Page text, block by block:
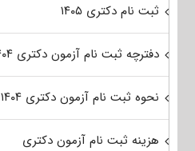
ثبت نام دکتری ۱۴۰۵
دفترچه ثبت نام آزمون دکتری ۱۴۰۴
نحوه ثبت نام آزمون دکتری ۱۴۰۴
هزینه ثبت نام آزمون دکتری